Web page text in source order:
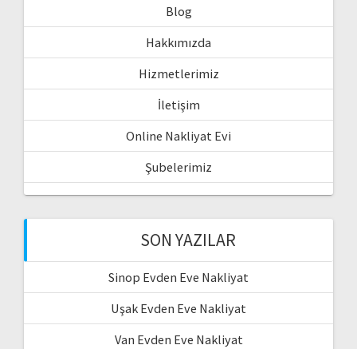
Blog
Hakkımızda
Hizmetlerimiz
İletişim
Online Nakliyat Evi
Şubelerimiz
SON YAZILAR
Sinop Evden Eve Nakliyat
Uşak Evden Eve Nakliyat
Van Evden Eve Nakliyat